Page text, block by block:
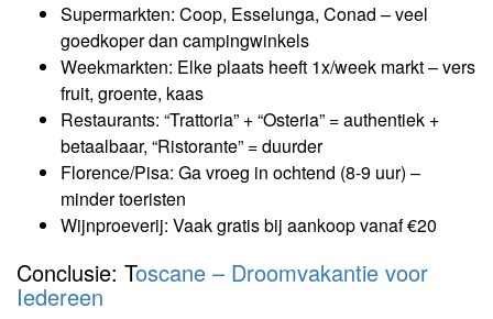
Supermarkten: Coop, Esselunga, Conad – veel
goedkoper dan campingwinkels
Weekmarkten: Elke plaats heeft 1x/week markt – vers
fruit, groente, kaas
Restaurants: “Trattoria” + “Osteria” = authentiek +
betaalbaar, “Ristorante” = duurder
Florence/Pisa: Ga vroeg in ochtend (8-9 uur) –
minder toeristen
Wijnproeverij: Vaak gratis bij aankoop vanaf €20
Conclusie: Toscane – Droomvakantie voor
Iedereen